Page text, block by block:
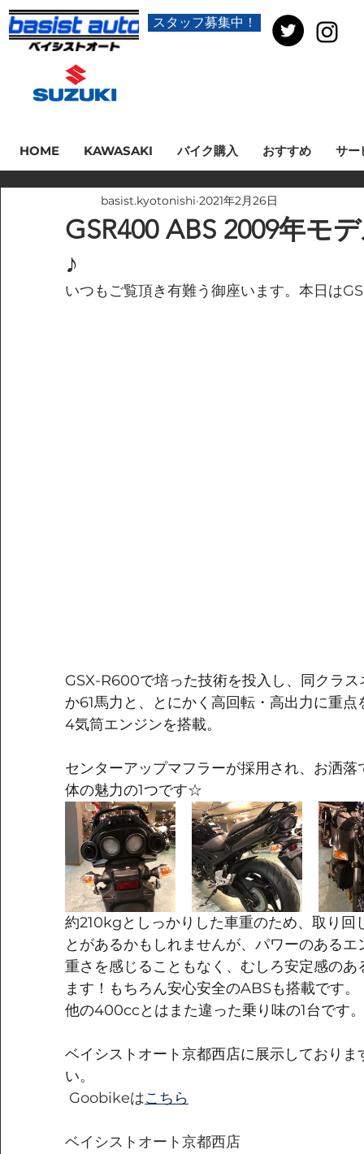
スタッフ募集中！
HOME KAWASAKI バイク購入 おすすめ サー
GSR400 ABS 2009年モ
♪
basist.kyotonishi 2021年2月26日
いつもご覧頂き有難う御座います。本日は
GSX-R600で培った技術を投入し、同クラ
か61馬力と、とにかく高回転・高出力に重
4気筒エンジンを搭載。
センターアップマフラーが採用され、お洒
体の魅力の1つです☆
約210kgとしっかりした車重のため、取り回
とがあるかもしれませんが、パワーのある
重さを感じることもなく、むしろ安定感の
ます！もちろん安心安全のABSも搭載です。
他の400ccとはまた違った乗り味の1台です。
ベイシストオート京都西店に展示しており
い。
Goobikeはこちら
ベイシストオート京都西店